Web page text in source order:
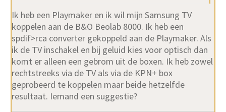
Ik heb een Playmaker en ik wil mijn Samsung TV
koppelen aan de B&O Beolab 8000. Ik heb een
spdif>rca converter gekoppeld aan de Playmaker. Als
ik de TV inschakel en bij geluid kies voor optisch dan
komt er alleen een gebrom uit de boxen. Ik heb zowel
rechtstreeks via de TV als via de KPN+ box
geprobeerd te koppelen maar beide hetzelfde
resultaat. Iemand een suggestie?